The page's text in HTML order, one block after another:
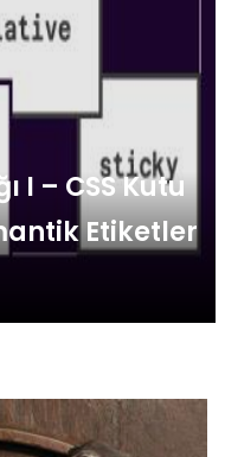
I – CSS Kutu
Etiketler